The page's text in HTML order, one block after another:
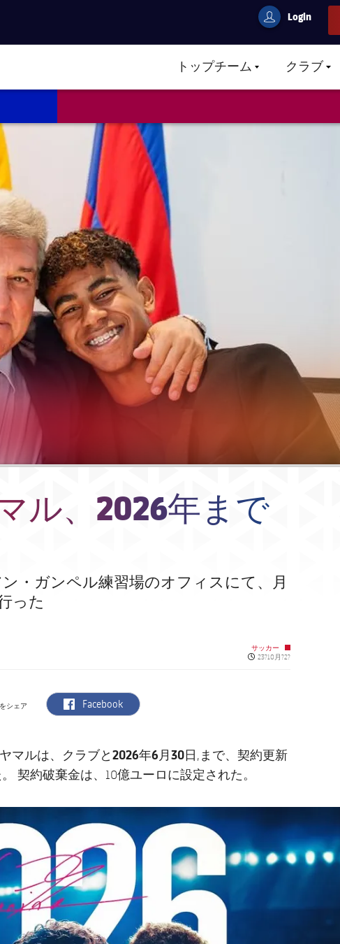
userCulers
Login
トップチームLABEL.ARIA.CARETDOWN
クラブ
ル、2026年まで
・ガンペル練習場のオフィスにて、月
った
サッカー
Published news
23?10月?2?
シェア label.aria.facebook
Facebook
マルは、クラブと2026年6月30日,まで、契約更新
契約破棄金は、10億ユーロに設定された。